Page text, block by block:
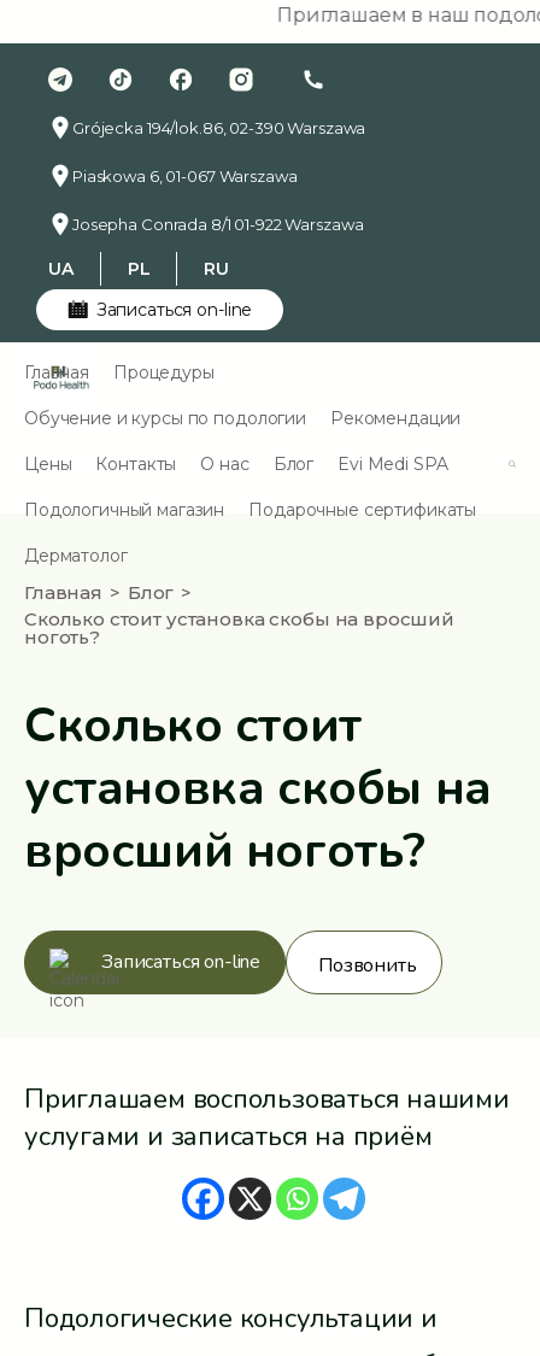
Приглашаем в наш
Grójecka 194/lok.86, 02-390 Warszawa
Piaskowa 6, 01-067 Warszawa
Josepha Conrada 8/1 01-922 Warszawa
UA PL
RU
Записаться on-line
Главная Процедуры
Обучение и курсы по подологии Рекомендации
Цены Контакты О нас Блог Evi Medi SPA
Подологичный магазин Подарочные сертификаты
Дерматолог
Главная
Блог
Сколько стоит установка скобы на вросший
ноготь?
Сколько стоит
установка скобы на
вросший ноготь?
Записаться on-line Позвонить
Приглашаем воспользоваться нашими
услугами и записаться на приём
Подологические консультации и